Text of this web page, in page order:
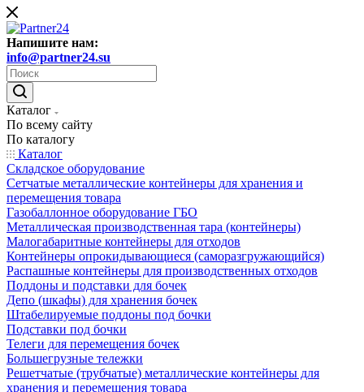
Напишите нам:
info@partner24.su
Каталог
По всему сайту
По каталогу
Каталог
Складское оборудование
Сетчатые металлические контейнеры для хранения и
перемещения товара
Газобаллонное оборудование ГБО
Металлическая производственная тара (контейнеры)
Малогабаритные контейнеры для отходов
Контейнеры опрокидывающиеся (саморазгружающийся)
Распашные контейнеры для производственных отходов
Поддоны и подставки для бочек
Депо (шкафы) для хранения бочек
Штабелируемые поддоны под бочки
Подставки под бочки
Телеги для перемещения бочек
Большегрузные тележки
Решетчатые (трубчатые) металлические контейнеры для
хранения и перемещения товара